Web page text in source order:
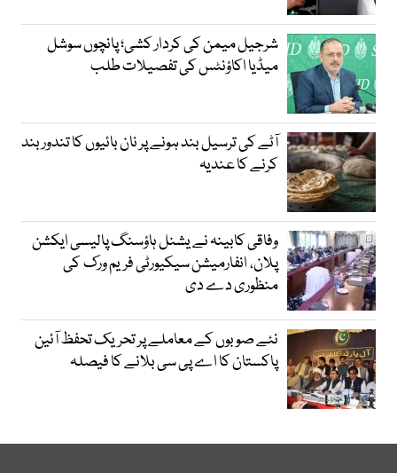
شرجیل میمن کی کردار کشی؛ پانچوں سوشل
میڈیا اکاؤنٹس کی تفصیلات طلب
آٹے کی ترسیل بند ہونے پر نان بائیوں کا تندور بند
کرنے کا عندیہ
وفاقی کابینہ نے یشنل ہاؤسنگ پالیسی ایکشن
پلان، انفارمیشن سیکیورٹی فریم ورک کی
منظوری دے دی
نئے صوبوں کے معاملے پر تحریک تحفظ آئین
پاکستان کا اے پی سی بلانے کا فیصلہ